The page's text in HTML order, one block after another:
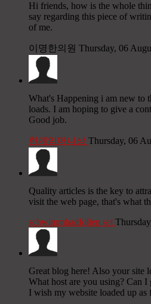
Hi friends, how is the whole
say regarding this piece of
of me.
이명한의원 Thursday, 06
What's Happening i am new to
loads. I am hoping to give a
Good job.
한게임머니상 Thursday, 06
Quality articles is the key to
visit the web page, that's what
schwimmbadfolien set
Great blog here! Also your site
What host are you using? Can
I wish my website loaded up as